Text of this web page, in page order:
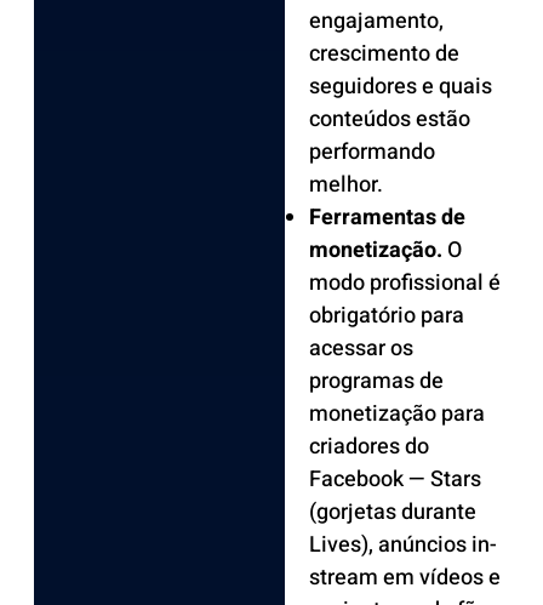
engajamento,
crescimento de
seguidores e quais
conteúdos estão
performando
melhor.
Ferramentas de
monetização. O
modo profissional é
obrigatório para
acessar os
programas de
monetização para
criadores do
Facebook — Stars
(gorjetas durante
Lives), anúncios in-
stream em vídeos e